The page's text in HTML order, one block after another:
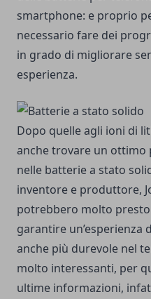
smartphone: e proprio
necessario fare dei
in grado di migliorare
esperienza.
Dopo quelle agli ioni di
anche trovare un
nelle batterie a stato
inventore e produttore,
potrebbero molto
garantire un’esperienza
anche più durevole nel
molto interessanti, per
ultime informazioni,